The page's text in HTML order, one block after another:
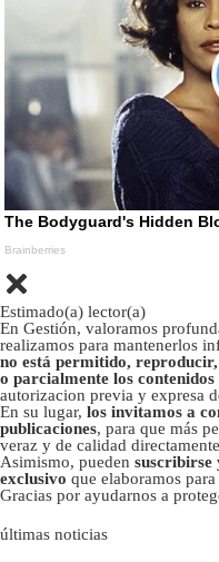
Estimado(a) lector(a)
En Gestión, valoramos
realizamos para mantenerlos
no está permitido,
o parcialmente los contenidos
autorizacion previa y expresa
En su lugar, los invitamos a
publicaciones, para que más
veraz y de calidad
Asimismo, pueden suscribirse
exclusivo que elaboramos para
Gracias por ayudarnos a
últimas noticias